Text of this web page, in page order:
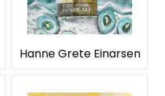
Hanne Grete Einarsen